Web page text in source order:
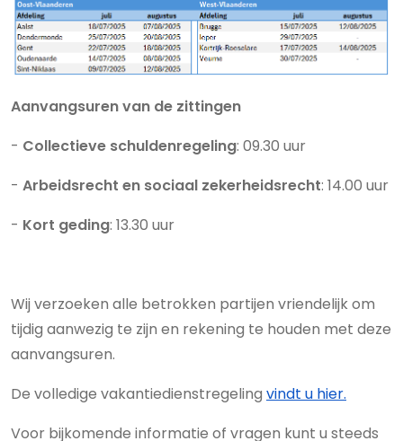
Aanvangsuren van de zittingen
- Collectieve schuldenregeling: 09.30 uur
- Arbeidsrecht en sociaal zekerheidsrecht: 14.00 uur
- Kort geding: 13.30 uur
Wij verzoeken alle betrokken partijen vriendelijk om
tijdig aanwezig te zijn en rekening te houden met deze
aanvangsuren.
De volledige vakantiedienstregeling vindt u hier.
Voor bijkomende informatie of vragen kunt u steeds